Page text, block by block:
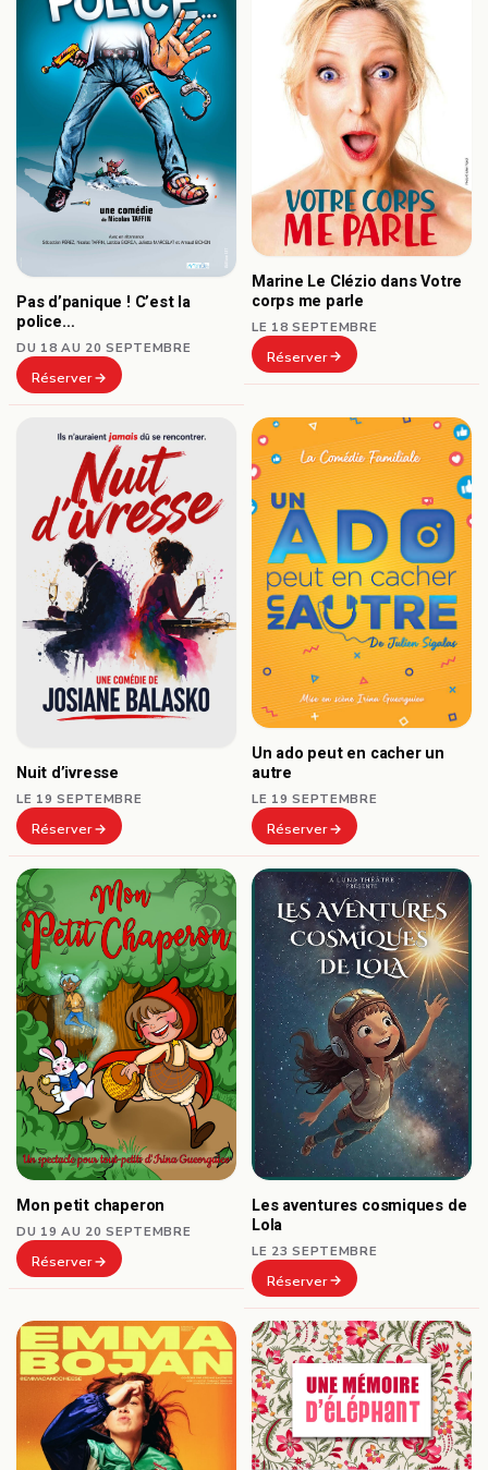
Pas d’panique ! C’est la
police…
DU 18 AU 20 SEPTEMBRE
Réserver
Marine Le Clézio dans Votre
corps me parle
LE 18 SEPTEMBRE
Réserver
Nuit d’ivresse
LE 19 SEPTEMBRE
Réserver
Un ado peut en cacher un
autre
LE 19 SEPTEMBRE
Réserver
Mon petit chaperon
DU 19 AU 20 SEPTEMBRE
Réserver
Les aventures cosmiques de
Lola
LE 23 SEPTEMBRE
Réserver